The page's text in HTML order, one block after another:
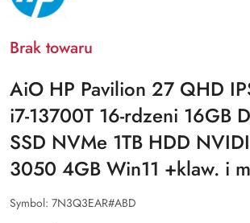
Brak towaru
AiO HP Pavilion 27 QHD
i7-13700T 16-rdzeni 16GB
SSD NVMe 1TB HDD
3050 4GB Win11 +klaw. i
Symbol: 7N3Q3EAR#ABD